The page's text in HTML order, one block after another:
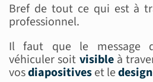
Bref de tout ce qui est à
professionnel.
Il faut que le message
véhiculer soit visibleà
vosdiapositiveset ledesign